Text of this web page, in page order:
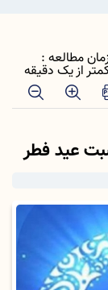
مطالعه :
از یک دقیقه
عید فطر